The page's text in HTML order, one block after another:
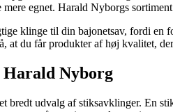
egnet. Harald Nyborgs
klinge til din bajonetsav, fordi en
at du får produkter af høj kvalitet,
Nyborg
bredt udvalg af stiksavklinger. En